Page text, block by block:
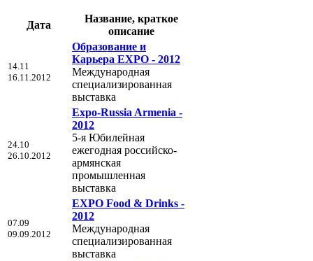
Дата
Название, краткое
описание
14.11
16.11.2012
Образование и
Карьера EXPO - 2012
Международная
специализированная
выставка
24.10
26.10.2012
Expo-Russia Armenia -
2012
5-я Юбилейная
ежегодная российско-
армянская
промышленная
выставка
07.09
09.09.2012
EXPO Food & Drinks -
2012
Международная
специализированная
выставка